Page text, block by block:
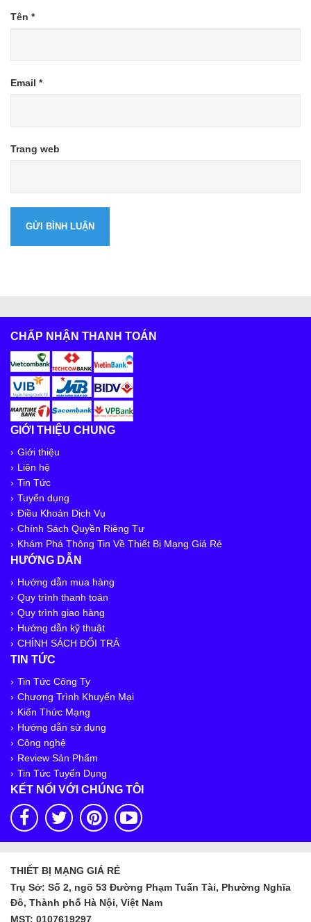
Tên *
Email *
Trang web
CHẤP NHẬN THANH TOÁN
GIỚI THIỆU CHUNG
Giới thiệu
Liên hệ
Tin Tức
Tuyển dụng
Điều Khoản Dịch Vụ
Chính Sách Quyền Riêng Tư
Khám Phá Thông Tin Về Thiết Bị Mạng Giá Rẻ
HƯỚNG DẪN
Hướng dẫn mua hàng
Quy trình thanh toán
Quy trình giao hàng
Hướng dẫn kỹ thuật
CHÍNH SÁCH ĐỔI TRẢ
TIN TỨC
Tin Tức Công Ty
Chương Trình Khuyến Mại
Kiến Thức Mạng
Hướng dẫn sử dụng
Công nghệ
Review Sản Phẩm
Tin Tức Tuyển Dụng
KẾT NỐI VỚI CHÚNG TÔI
THIẾT BỊ MẠNG GIÁ RẺ
Trụ Sở: Số 2, ngõ 53 Đường Phạm Tuấn Tài, Phường Nghĩa
Đô, Thành phố Hà Nội, Việt Nam
MST: 0107619297